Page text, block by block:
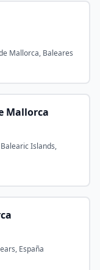
Mallorca, Baleares
Mallorca
Islands,
España